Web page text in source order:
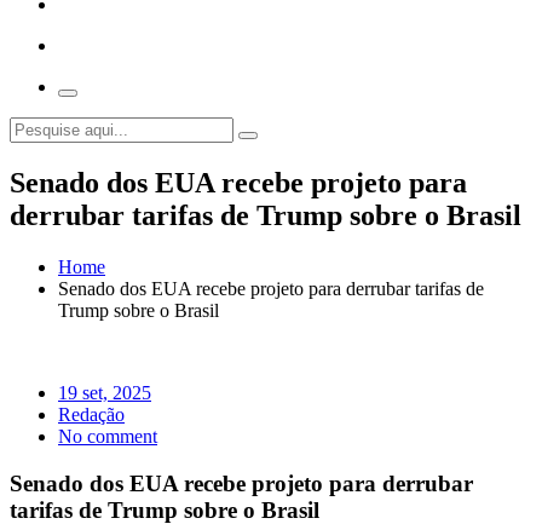
Senado dos EUA recebe projeto para
derrubar tarifas de Trump sobre o Brasil
Home
Senado dos EUA recebe projeto para derrubar tarifas de
Trump sobre o Brasil
19 set, 2025
Redação
No comment
Senado dos EUA recebe projeto para derrubar
tarifas de Trump sobre o Brasil